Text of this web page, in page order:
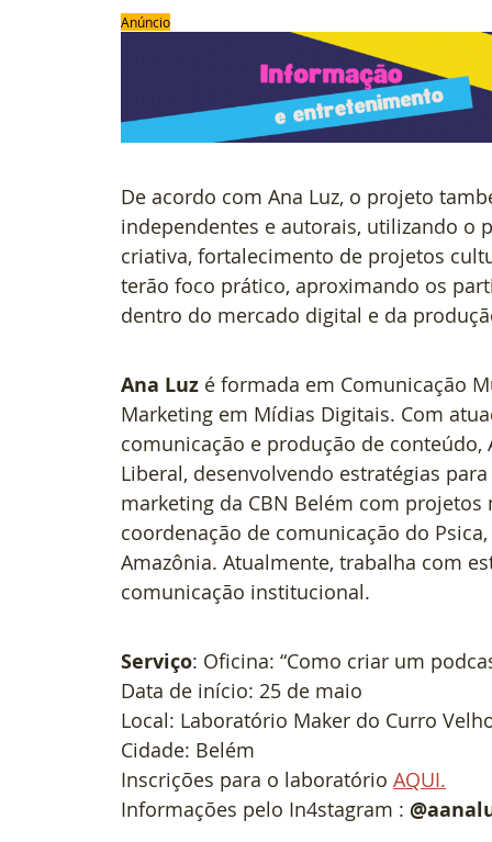
Anúncio
De acordo com Ana Luz, o projeto
independentes e autorais, utilizando o
criativa, fortalecimento de projetos
terão foco prático, aproximando os
dentro do mercado digital e da
Ana Luz é formada em Comunicação
Marketing em Mídias Digitais. Com
comunicação e produção de
Liberal, desenvolvendo estratégias
marketing da CBN Belém com
coordenação de comunicação do
Amazônia. Atualmente, trabalha com
comunicação institucional.
Serviço: Oficina: “Como criar um
Data de início: 25 de maio
Local: Laboratório Maker do Curro
Cidade: Belém
Inscrições para o laboratório AQUI.
Informações pelo In4stagram :